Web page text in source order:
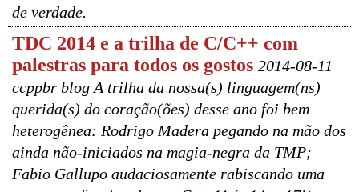
de verdade.
TDC 2014 e a trilha de C/C++ com
palestras para todos os gostos 2014-08-11
ccppbr blog A trilha da nossa(s) linguagem(ns)
querida(s) do coração(ões) desse ano foi bem
heterogênea: Rodrigo Madera pegando na mão dos
ainda não-iniciados na magia-negra da TMP;
Fabio Gallupo audaciosamente rabiscando uma